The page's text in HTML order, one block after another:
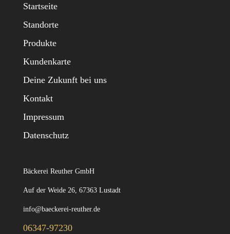
Startseite
Standorte
Produkte
Kundenkarte
Deine Zukunft bei uns
Kontakt
Impressum
Datenschutz
Bäckerei Reuther GmbH
Auf der Weide 26, 67363 Lustadt
info@baeckerei-reuther.de
06347-97230